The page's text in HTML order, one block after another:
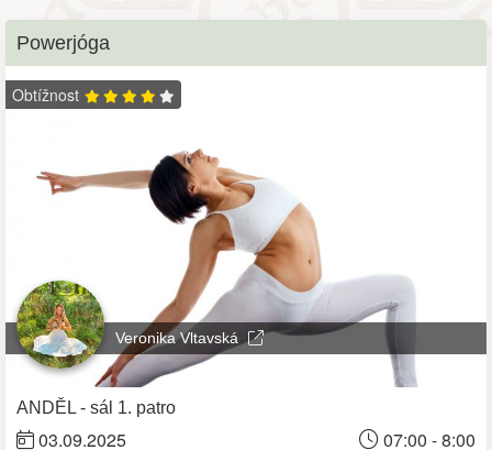
Powerjóga
Obtížnost
Veronika Vltavská
ANDĚL - sál 1. patro
03.09.2025 07:00 - 8:00